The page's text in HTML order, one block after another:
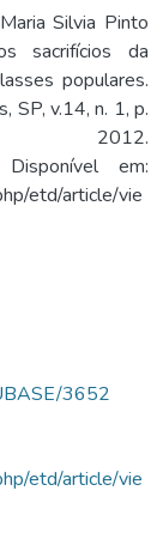
Silvia Pinto
sacrifícios da
populares.
SP, v.14, n. 1, p.
2012.
Disponível em:
etd/article/vie
3652
etd/article/vie